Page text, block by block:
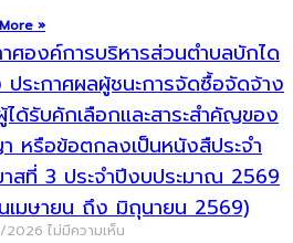
»
ศองค์การบริหารส่วนตำบลบักได
ประกาศผลผู้ชนะการจัดซื้อจัดจ้าง
ด้รับคักเลือกและสาระสำคัญของ
หรือข้อตกลงเป็นหนังสืประจำ
าสที่ 3 ประจำปีงบประมาณ 2569
เมษายน ถึง มิถุนายน 2569)
2026 ไม่มีความเห็น